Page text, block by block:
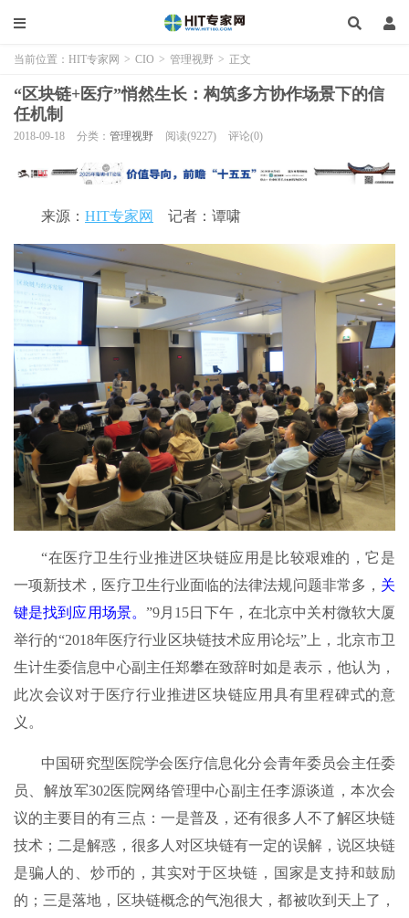
当前位置： HIT专家网 > CIO > 管理视野 > 正文
“区块链+医疗”悄然生长：构筑多方协作场景下的信
任机制
2018-09-18 分类： 管理视野 阅读(9227) 评论(0)
来源： HIT专家网 记者：谭啸
“在医疗卫生行业推进区块链应用是比较艰难的，它是
一项新技术，医疗卫生行业面临的法律法规问题非常多， 关
键是找到应用场景。”9月15日下午，在北京中关村微软大厦
举行的“2018年医疗行业区块链技术应用论坛”上，北京市卫
生计生委信息中心副主任郑攀在致辞时如是表示，他认为，
此次会议对于医疗行业推进区块链应用具有里程碑式的意
义。
中国研究型医院学会医疗信息化分会青年委员会主任委
员、解放军302医院网络管理中心副主任李源谈道，本次会
议的主要目的有三点：一是普及，还有很多人不了解区块链
技术；二是解惑，很多人对区块链有一定的误解，说区块链
是骗人的、炒币的，其实对于区块链，国家是支持和鼓励
的；三是落地，区块链概念的气泡很大，都被吹到天上了，